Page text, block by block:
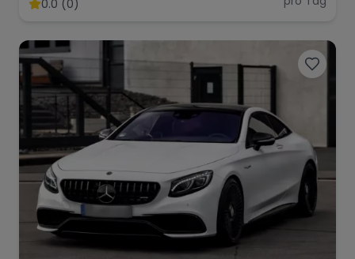
Range Rover Corvette
0.0 (0)